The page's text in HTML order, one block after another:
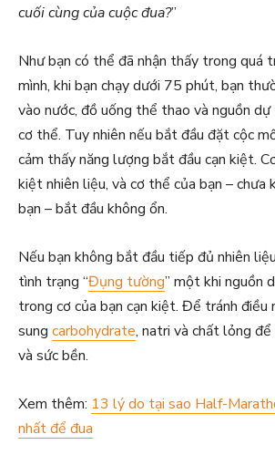
cuối cùng của cuộc đua?”
Như bạn có thể đã nhận thấy trong quá
mình, khi bạn chạy dưới 75 phút, bạn
vào nước, đồ uống thể thao và nguồn
cơ thể. Tuy nhiên nếu bắt đầu đặt cộc
cảm thấy năng lượng bắt đầu cạn kiệt.
kiệt nhiên liệu, và cơ thể của bạn – chưa
bạn – bắt đầu không ổn.
Nếu bạn không bắt đầu tiếp đủ nhiên
tình trạng “Đụng tường” một khi nguồn
trong cơ của bạn cạn kiệt. Để tránh điều
sung carbohydrate, natri và chất lỏng
và sức bền.
Xem thêm: 13 lý do tại sao Half-
nhất để đua